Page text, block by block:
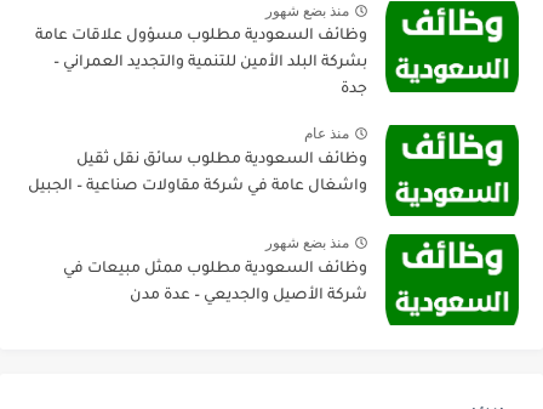
منذ بضع شهور
وظائف السعودية مطلوب مسؤول علاقات عامة
بشركة البلد الأمين للتنمية والتجديد العمراني –
جدة
منذ عام
وظائف السعودية مطلوب سائق نقل ثقيل
واشغال عامة في شركة مقاولات صناعية – الجبيل
منذ بضع شهور
وظائف السعودية مطلوب ممثل مبيعات في
شركة الأصيل والجديعي – عدة مدن